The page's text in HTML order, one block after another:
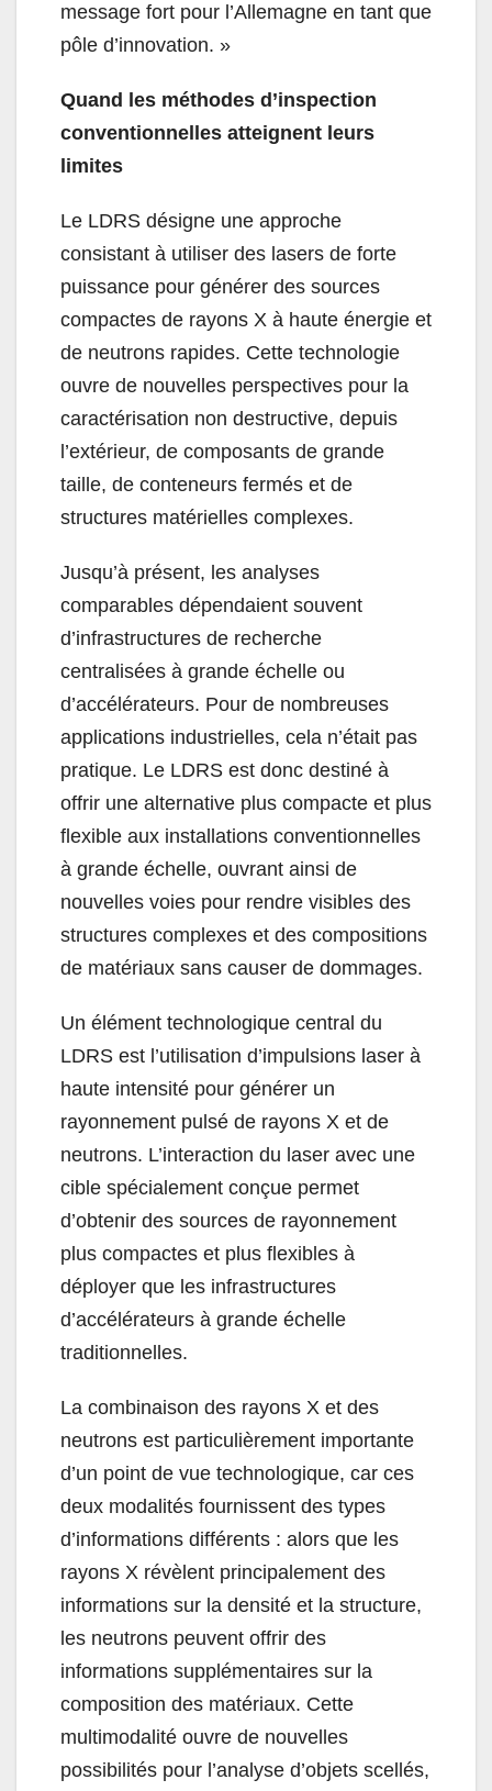
message fort pour l’Allemagne en tant que
pôle d’innovation. »
Quand les méthodes d’inspection
conventionnelles atteignent leurs
limites
Le LDRS désigne une approche
consistant à utiliser des lasers de forte
puissance pour générer des sources
compactes de rayons X à haute énergie et
de neutrons rapides. Cette technologie
ouvre de nouvelles perspectives pour la
caractérisation non destructive, depuis
l’extérieur, de composants de grande
taille, de conteneurs fermés et de
structures matérielles complexes.
Jusqu’à présent, les analyses
comparables dépendaient souvent
d’infrastructures de recherche
centralisées à grande échelle ou
d’accélérateurs. Pour de nombreuses
applications industrielles, cela n’était pas
pratique. Le LDRS est donc destiné à
offrir une alternative plus compacte et plus
flexible aux installations conventionnelles
à grande échelle, ouvrant ainsi de
nouvelles voies pour rendre visibles des
structures complexes et des compositions
de matériaux sans causer de dommages.
Un élément technologique central du
LDRS est l’utilisation d’impulsions laser à
haute intensité pour générer un
rayonnement pulsé de rayons X et de
neutrons. L’interaction du laser avec une
cible spécialement conçue permet
d’obtenir des sources de rayonnement
plus compactes et plus flexibles à
déployer que les infrastructures
d’accélérateurs à grande échelle
traditionnelles.
La combinaison des rayons X et des
neutrons est particulièrement importante
d’un point de vue technologique, car ces
deux modalités fournissent des types
d’informations différents : alors que les
rayons X révèlent principalement des
informations sur la densité et la structure,
les neutrons peuvent offrir des
informations supplémentaires sur la
composition des matériaux. Cette
multimodalité ouvre de nouvelles
possibilités pour l’analyse d’objets scellés,